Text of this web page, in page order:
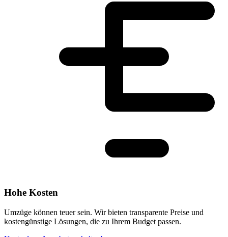
Hohe Kosten
Umzüge können teuer sein. Wir bieten transparente Preise und
kostengünstige Lösungen, die zu Ihrem Budget passen.